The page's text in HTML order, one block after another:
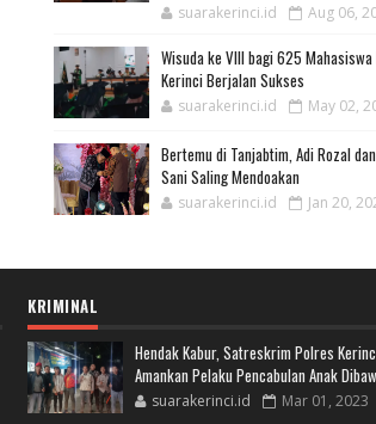
suarakerinci.id Aug 06,
Wisuda ke VIII bagi 625 Mahasiswa
Kerinci Berjalan Sukses
suarakerinci.id May 02,
Bertemu di Tanjabtim, Adi Rozal
Sani Saling Mendoakan
suarakerinci.id Jan 20,
KRIMINAL
Hendak Kabur, Satreskrim Polres
Amankan Pelaku Pencabulan Anak
suarakerinci.id Mar 01, 2023